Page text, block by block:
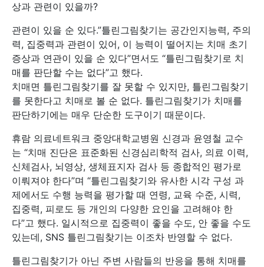
상과 관련이 있을까?
관련이 있을 순 있다.”틀린그림찾기는 공간인지능력, 주의
력, 집중력과 관련이 있어, 이 능력이 떨어지는 치매 초기
증상과 연관이 있을 순 있다”면서도 “틀린그림찾기로 치
매를 판단할 수는 없다”고 했다.
치매면 틀린그림찾기를 잘 못할 수 있지만, 틀린그림찾기
를 못한다고 치매로 볼 순 없다. 틀린그림찾기가 치매를
판단하기에는 매우 단순한 도구이기 때문이다.
휴람 의료네트워크 중앙대학교병원 신경과 윤영철 교수
는 “치매 진단은 표준화된 신경심리학적 검사, 의료 이력,
신체검사, 뇌영상, 생체표지자 검사 등 종합적인 평가로
이뤄져야 한다”며 “틀린그림찾기와 유사한 시각 구성 과
제에서도 수행 능력을 평가할 때 연령, 교육 수준, 시력,
집중력, 피로도 등 개인의 다양한 요인을 고려해야 한
다”고 했다. 일시적으로 집중력이 좋을 수도, 안 좋을 수도
있는데, SNS 틀린그림찾기는 이조차 반영할 수 없다.
틀린그림찾기가 아닌 주변 사람들의 반응을 통해 치매를